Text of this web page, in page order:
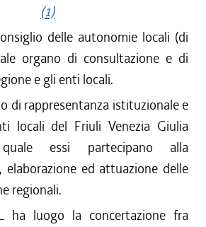
(1)
delle autonomie locali (di
organo di consultazione e di
e gli enti locali.
di rappresentanza istituzionale e
locali del Friuli Venezia Giulia
essi partecipano alla
elaborazione ed attuazione delle
regionali.
ha luogo la concertazione fra